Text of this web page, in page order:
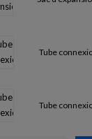
Tube
Tube